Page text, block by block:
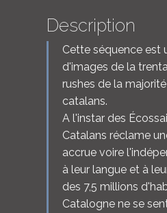
Description
Cette séquence est
d'images de la
rushes de la
catalans.
A l'instar des
Catalans réclame
accrue voire
à leur langue et à
des 7,5 millions
Catalogne ne se